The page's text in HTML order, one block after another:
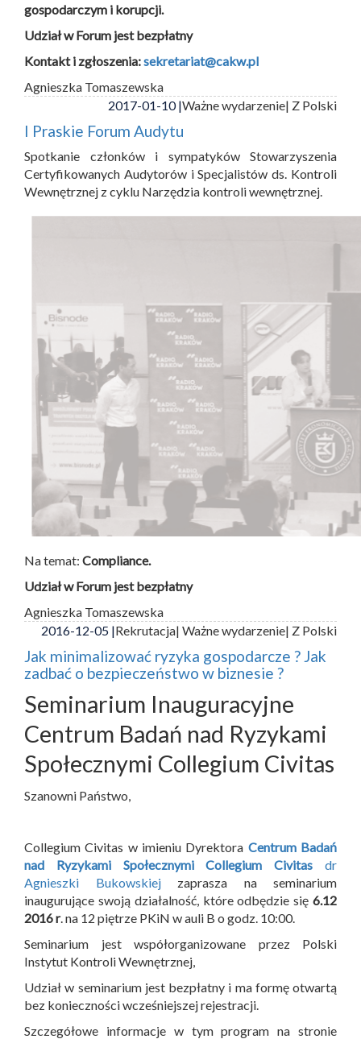
gospodarczym i korupcji.
Udział w Forum jest bezpłatny
Kontakt i zgłoszenia:sekretariat@cakw.pl
Agnieszka Tomaszewska
2017-01-10 |Ważne wydarzenie| Z Polski
I Praskie Forum Audytu
Spotkanie członków i sympatyków Stowarzyszenia
Certyfikowanych Audytorów i Specjalistów ds. Kontroli
Wewnętrznej z cyklu Narzędzia kontroli wewnętrznej.
Na temat: Compliance.
Udział w Forum jest bezpłatny
Agnieszka Tomaszewska
2016-12-05 |Rekrutacja| Ważne wydarzenie| Z Polski
Jak minimalizować ryzyka gospodarcze ? Jak
zadbać o bezpieczeństwo w biznesie ?
Seminarium Inauguracyjne
Centrum Badań nad Ryzykami
Społecznymi Collegium Civitas
Szanowni Państwo,
Collegium Civitas w imieniu Dyrektora Centrum Badań
nad Ryzykami Społecznymi Collegium Civitas
dr
Agnieszki Bukowskiejzaprasza na seminarium
inaugurujące swoją działalność, które odbędzie się 6.12
2016 r. na 12 piętrze PKiN w auli B o godz. 10:00.
Seminarium jest współorganizowane przez Polski
Instytut Kontroli Wewnętrznej,
Udział w seminarium jest bezpłatny i ma formę otwartą
bez konieczności wcześniejszej rejestracji.
Szczegółowe informacje w tym program na stronie